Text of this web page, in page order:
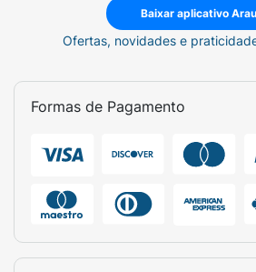
Baixar aplicativo
Ofertas, novidades e
Formas de Pagamento